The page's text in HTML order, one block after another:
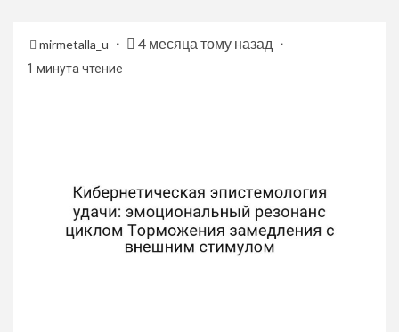
mirmetalla_u 4 месяца тому назад
1 минута чтение